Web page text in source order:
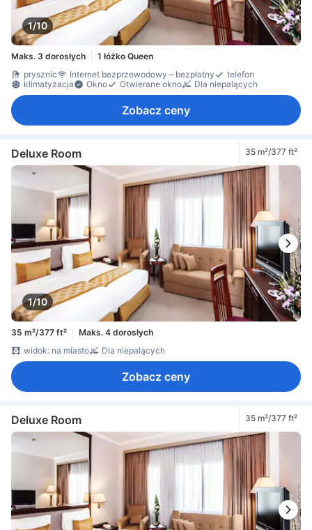
1/10
Maks. 3 dorosłych
1 łóżko Queen
prysznic
Internet bezprzewodowy – bezpłatny
telefon
klimatyzacja
Okno Otwierane okno Dla niepalących
Zobacz ceny
Deluxe Room 35 m²/377 ft²
1/10
35 m²/377 ft²
Maks. 4 dorosłych
widok: na miasto
Dla niepalących
Zobacz ceny
Deluxe Room 35 m²/377 ft²